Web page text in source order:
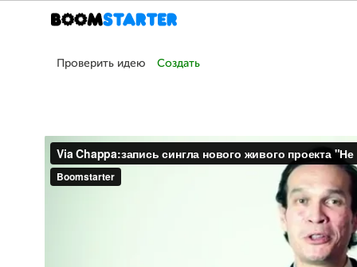
Проверить идею Создать